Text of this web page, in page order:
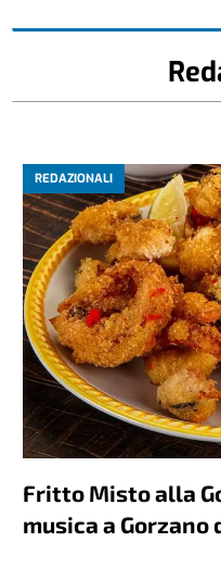
REDAZIONALI
Fritto Misto alla
musica a Gorzano